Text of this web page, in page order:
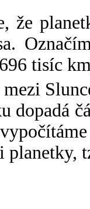
že
tisíc
mezi
dopadá
planetky,